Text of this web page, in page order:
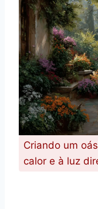
Criando um
calor e à luz